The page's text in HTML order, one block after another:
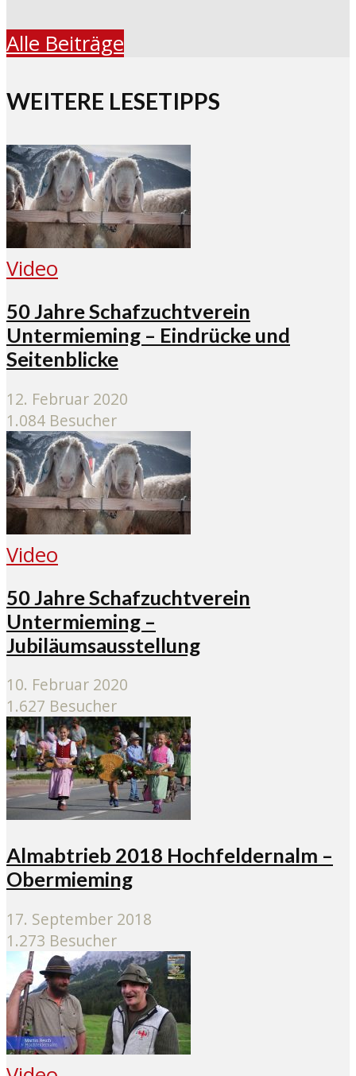
Alle Beiträge
WEITERE LESETIPPS
Video
50 Jahre Schafzuchtverein
Untermieming – Eindrücke und
Seitenblicke
12. Februar 2020
1.084 Besucher
Video
50 Jahre Schafzuchtverein
Untermieming –
Jubiläumsausstellung
10. Februar 2020
1.627 Besucher
Almabtrieb 2018 Hochfeldernalm –
Obermieming
17. September 2018
1.273 Besucher